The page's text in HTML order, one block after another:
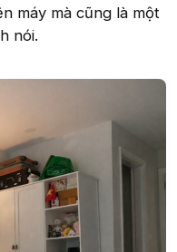
máy mà cũng là một
nói.